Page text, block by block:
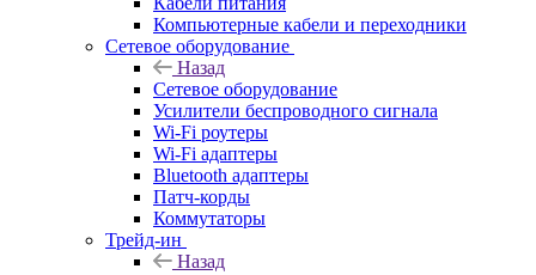
Компьютерные кабели и переходники
Сетевое оборудование
Назад
Сетевое оборудование
Усилители беспроводного сигнала
Wi-Fi роутеры
Wi-Fi адаптеры
Bluetooth адаптеры
Патч-корды
Коммутаторы
Трейд-ин
Назад